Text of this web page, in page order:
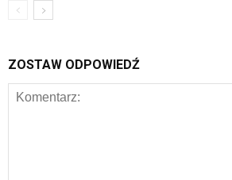
ZOSTAW ODPOWIEDŹ